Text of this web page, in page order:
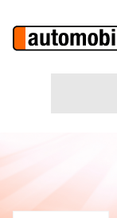
CERCA